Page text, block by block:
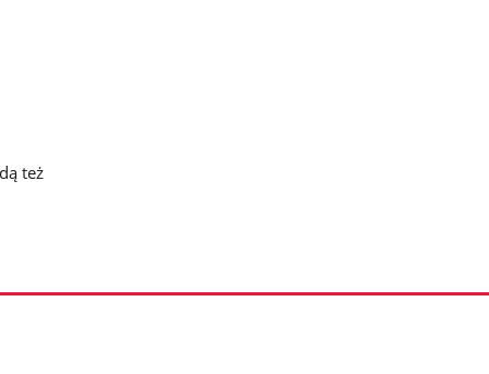
też